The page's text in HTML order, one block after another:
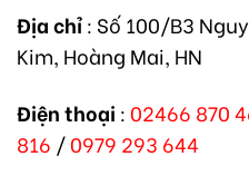
Địa chỉ: Số 100/B3
Kim, Hoàng Mai, HN
Điện thoại : 02466 870
816 /0979 293 644